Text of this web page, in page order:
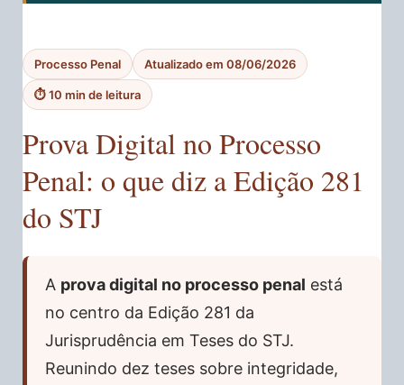
Processo Penal Atualizado em 08/06/2026
⏱️ 10 min de leitura
Prova Digital no Processo
Penal: o que diz a Edição 281
do STJ
A prova digital no processo penal está
no centro da Edição 281 da
Jurisprudência em Teses do STJ.
Reunindo dez teses sobre integridade,